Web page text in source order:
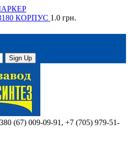
КОРПУС 1.0 грн.
Sign Up
(67) 009-09-91, +7 (705) 979-51-